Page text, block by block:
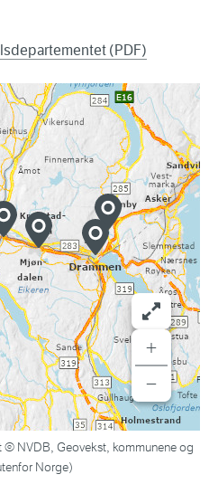
(PDF)
+
−
NVDB, Geovekst, kommunene og
Norge)